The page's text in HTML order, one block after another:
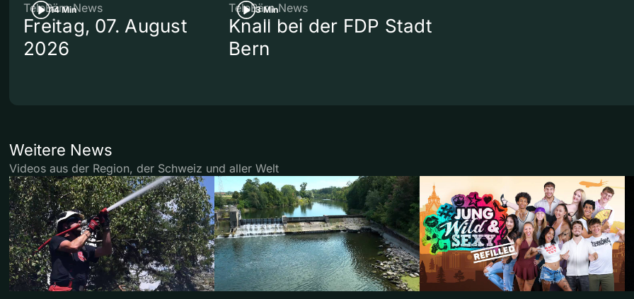
14 Min
TeleBärn News
Freitag, 07. August
2026
3 Min
TeleBärn News
Knall bei der FDP Stadt
Bern
Weitere News
Videos aus der Region, der Schweiz und aller Welt